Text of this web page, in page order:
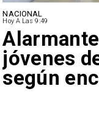
NACIONAL
Hoy A Las 9:49
jóvenes
según